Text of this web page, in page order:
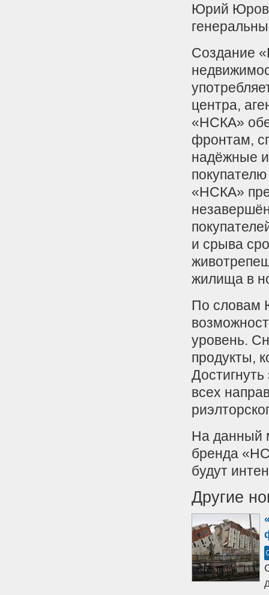
Юрий Юров,
Создание
центра,
«НСКА»
фронтам,
надёжные
«НСКА»
и срыва
жилища в
По словам
уровень.
продукты,
всех
На данный
бренда
будут
Другие